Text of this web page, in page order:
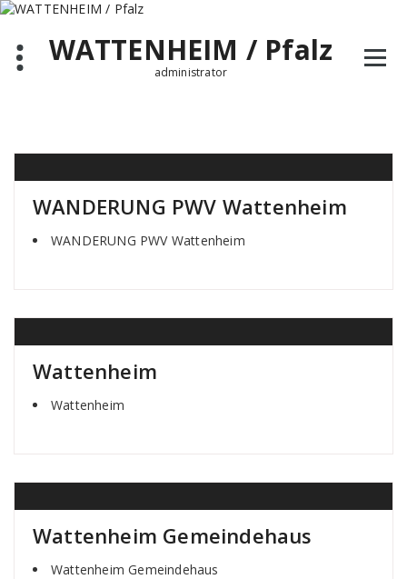
Zum
springenWATTENHEIM / Pfalz
administrator
WANDERUNG PWV Wattenheim
WANDERUNG PWV Wattenheim
Wattenheim
Wattenheim
Wattenheim Gemeindehaus
Wattenheim Gemeindehaus